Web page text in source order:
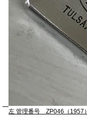
左 管理番号 ZP046（1957）